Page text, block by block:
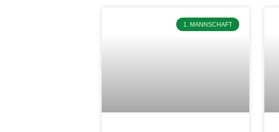
1. MANNSCHAFT